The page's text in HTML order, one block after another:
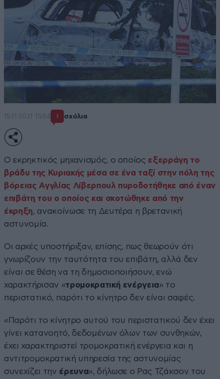
15·11·2021 15:54 1 σχόλια
Ο εκρηκτικός μηχανισμός, ο οποίος εξερράγη το
βράδυ της Κυριακής μέσα σε ένα ταξί στην πόλη της
βόρειας Αγγλίας Λίβερπουλ πυροδοτήθηκε από έναν
επιβάτη του ο οποίος και σκοτώθηκε από την
έκρηξη, ανακοίνωσε τη Δευτέρα η βρετανική
αστυνομία.
Οι αρχές υποστήριξαν, επίσης, πως θεωρούν ότι
γνωρίζουν την ταυτότητα του επιβάτη, αλλά δεν
είναι σε θέση να τη δημοσιοποιήσουν, ενώ
χαρακτήρισαν «τρομοκρατική ενέργεια» το
περιστατικό, παρότι το κίνητρο δεν είναι σαφές.
«Παρότι το κίνητρο αυτού του περιστατικού δεν έχει
γίνει κατανοητό, δεδομένων όλων των συνθηκών,
έχει χαρακτηριστεί τρομοκρατική ενέργεια και η
αντιτρομοκρατική υπηρεσία της αστυνομίας
συνεχίζει την έρευνα», δήλωσε ο Ρας Τζάκσον του